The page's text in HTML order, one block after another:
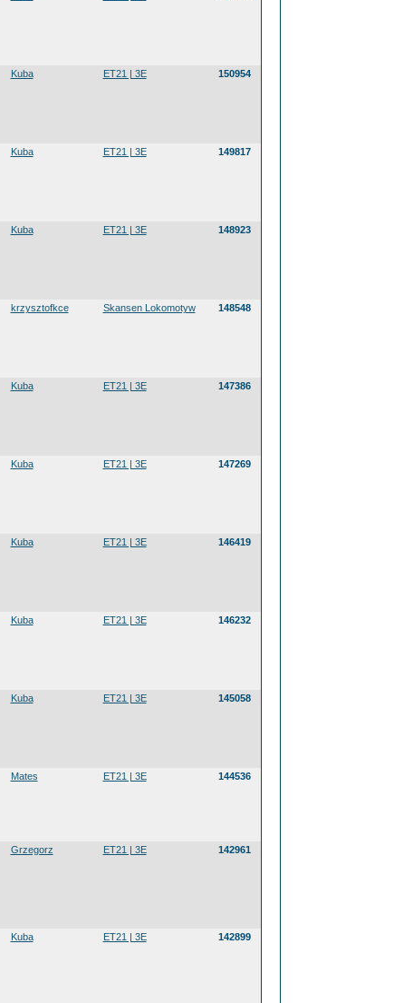
Kuba ET21 | 3E 150954
Kuba ET21 | 3E 149817
Kuba ET21 | 3E 148923
krzysztofkce Skansen Lokomotyw 148548
Kuba ET21 | 3E 147386
Kuba ET21 | 3E 147269
Kuba ET21 | 3E 146419
Kuba ET21 | 3E 146232
Kuba ET21 | 3E 145058
Mates ET21 | 3E 144536
Grzegorz ET21 | 3E 142961
Kuba ET21 | 3E 142899